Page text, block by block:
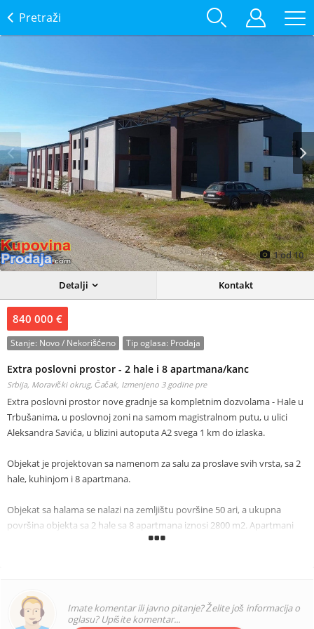
Pretraži
Prev Next
1od10
Detalji Kontakt
840 000 €
Stanje: Novo / Nekorišćeno Tip oglasa: Prodaja
Extra poslovni prostor - 2 hale i 8 apartmana/kanc
Srbija, Moravički okrug, Čačak, Izmenjeno 3 godine pre
Extra poslovni prostor nove gradnje sa kompletnim dozvolama - Hale u
Trbušanima, u poslovnoj zoni na samom magistralnom putu, u ulici
Aleksandra Savića, u blizini autoputa A2 svega 1 km do izlaska.
Objekat je projektovan sa namenom za salu za proslave svih vrsta, sa 2
hale, kuhinjom i 8 apartmana.
Objekat sa halama se nalazi na zemljištu površine 50 ari, a ukupna
površina objekta sa 2 hale sa 8 apartmana iznosi 2800 m2. Apartmani
mogu imati namenu kancelarijskog prostora ili kao upravni deo zgrade.
druga velika od oko 1000 m2.Imate komentar ili javno pitanje? Želite još informacija o
oglasu? Upišite komentar...